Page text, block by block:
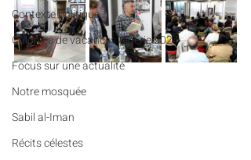
Contexte politique
Colonies de vacances Algérie 2024
​​Focus sur une actualité
Notre mosquée
Sabil al-Iman
Récits célestes